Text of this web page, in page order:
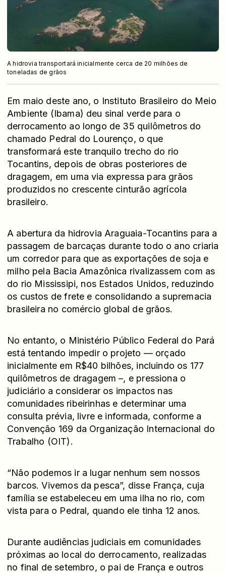
A hidrovia transportará inicialmente cerca de 20 milhões de
toneladas de grãos
Em maio deste ano, o Instituto Brasileiro do Meio
Ambiente (Ibama) deu sinal verde para o
derrocamento ao longo de 35 quilômetros do
chamado Pedral do Lourenço, o que
transformará este tranquilo trecho do rio
Tocantins, depois de obras posteriores de
dragagem, em uma via expressa para grãos
produzidos no crescente cinturão agrícola
brasileiro.
A abertura da hidrovia Araguaia-Tocantins para a
passagem de barcaças durante todo o ano criaria
um corredor para que as exportações de soja e
milho pela Bacia Amazônica rivalizassem com as
do rio Mississipi, nos Estados Unidos, reduzindo
os custos de frete e consolidando a supremacia
brasileira no comércio global de grãos.
No entanto, o Ministério Público Federal do Pará
está tentando impedir o projeto — orçado
inicialmente em R$40 bilhões, incluindo os 177
quilômetros de dragagem –, e pressiona o
judiciário a considerar os impactos nas
comunidades ribeirinhas e determinar uma
consulta prévia, livre e informada, conforme a
Convenção 169 da Organização Internacional do
Trabalho (OIT).
“Não podemos ir a lugar nenhum sem nossos
barcos. Vivemos da pesca”, disse França, cuja
família se estabeleceu em uma ilha no rio, com
vista para o Pedral, quando ele tinha 12 anos.
Durante audiências judiciais em comunidades
próximas ao local do derrocamento, realizadas
no final de setembro, o pai de França e outros